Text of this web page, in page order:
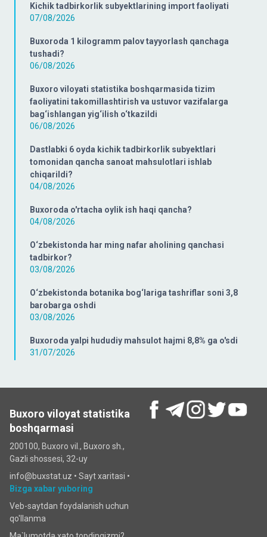
Kichik tadbirkorlik subyektlarining import faoliyati
07/08/2026
Buxoroda 1 kilogramm palov tayyorlash qanchaga
tushadi?
06/08/2026
Buxoro viloyati statistika boshqarmasida tizim
faoliyatini takomillashtirish va ustuvor vazifalarga
bag‘ishlangan yig‘ilish o‘tkazildi
06/08/2026
Dastlabki 6 oyda kichik tadbirkorlik subyektlari
tomonidan qancha sanoat mahsulotlari ishlab
chiqarildi?
04/08/2026
Buxoroda o'rtacha oylik ish haqi qancha?
04/08/2026
O‘zbekistonda har ming nafar aholining qanchasi
tadbirkor?
03/08/2026
O‘zbekistonda botanika bog‘lariga tashriflar soni 3,8
barobarga oshdi
03/08/2026
Buxoroda yalpi hududiy mahsulot hajmi 8,8% ga o'sdi
31/07/2026
Buxoro viloyat statistika
boshqarmasi
200100, Buxoro vil., Buxoro sh.,
Gazli shossesi, 32-uy
info@buxstat.uz • Sayt xaritasi •
Bizga xabar yuboring
Veb-saytdan foydalanish uchun
qo'llanma